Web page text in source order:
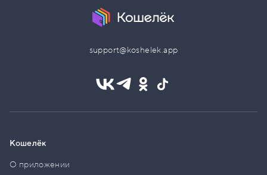
support@koshelek.app
Кошелёк
О приложении